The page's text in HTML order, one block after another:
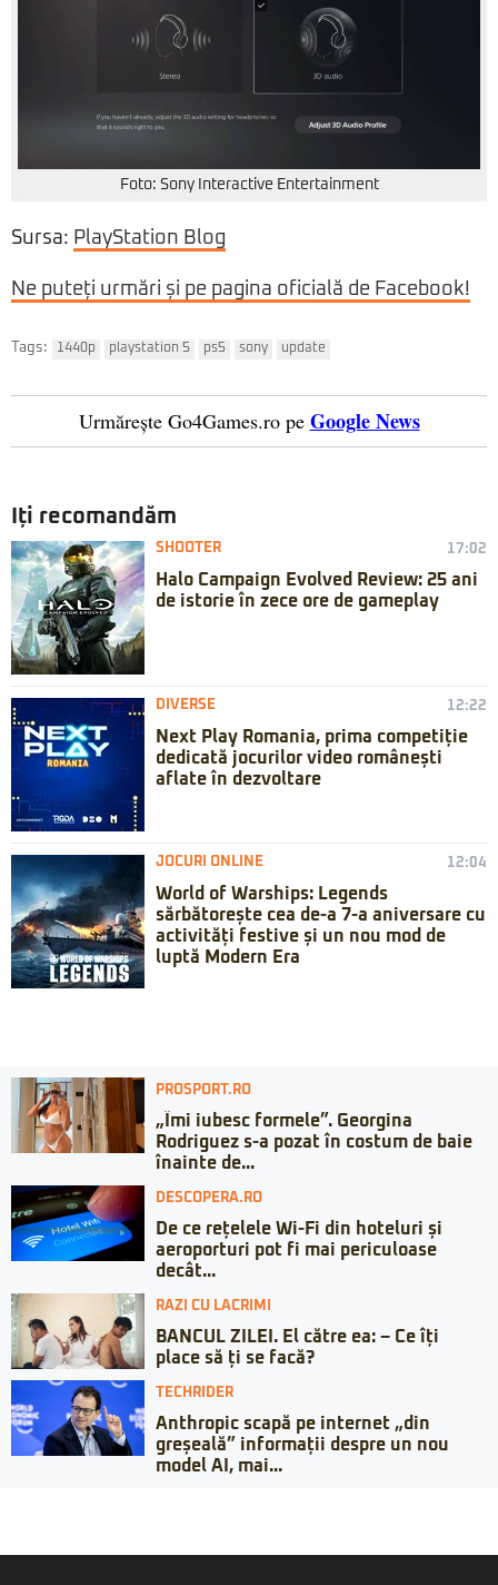
Foto: Sony Interactive Entertainment
Sursa: PlayStation Blog
Ne puteți urmări și pe pagina oficială de Facebook!
Tags: 1440p playstation 5 ps5 sony update
Urmărește Go4Games.ro pe Google News
Iți recomandăm
SHOOTER 17:02
Halo Campaign Evolved Review: 25 ani
de istorie în zece ore de gameplay
DIVERSE 12:22
Next Play Romania, prima competiție
dedicată jocurilor video românești
aflate în dezvoltare
JOCURI ONLINE 12:04
World of Warships: Legends
sărbătorește cea de-a 7-a aniversare cu
activități festive și un nou mod de
luptă Modern Era
PROSPORT.RO
„Îmi iubesc formele”. Georgina
Rodriguez s-a pozat în costum de baie
înainte de...
DESCOPERA.RO
De ce rețelele Wi-Fi din hoteluri și
aeroporturi pot fi mai periculoase
decât...
RAZI CU LACRIMI
BANCUL ZILEI. El către ea: – Ce îți
place să ți se facă?
TECHRIDER
Anthropic scapă pe internet „din
greșeală” informații despre un nou
model AI, mai...